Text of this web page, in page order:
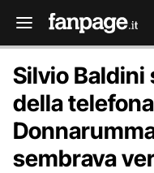
Silvio
della
sembrava